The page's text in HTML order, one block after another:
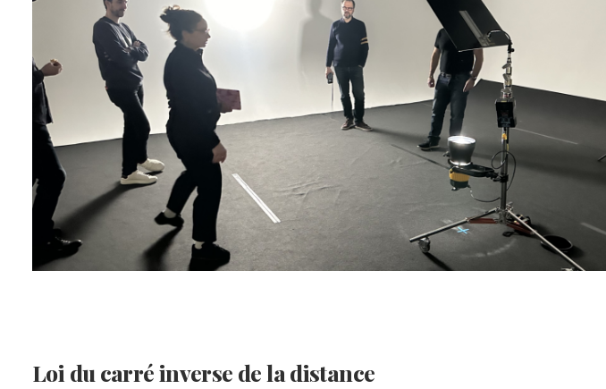
Loi du carré inverse de la distance